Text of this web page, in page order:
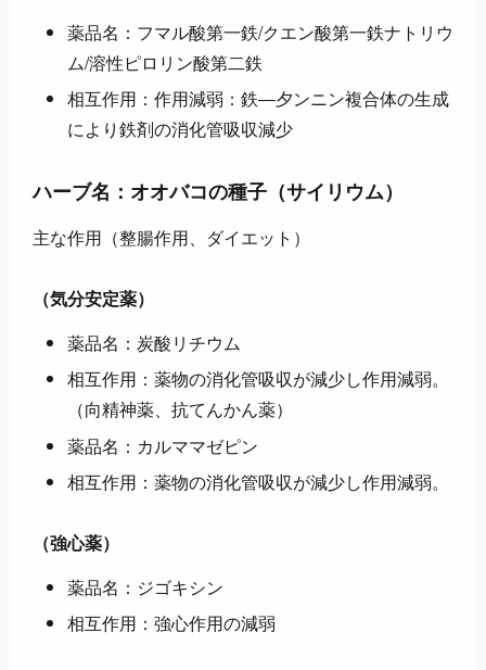
薬品名：フマル酸第一鉄/クエン酸第一鉄ナトリウ
ム/溶性ピロリン酸第二鉄
相互作用：作用減弱：鉄―夕ンニン複合体の生成
により鉄剤の消化管吸収減少
ハーブ名：オオバコの種子（サイリウム）
主な作用（整腸作用、ダイエット）
（気分安定薬）
薬品名：炭酸リチウム
相互作用：薬物の消化管吸収が減少し作用減弱。
（向精神薬、抗てんかん薬）
薬品名：カルママゼピン
相互作用：薬物の消化管吸収が減少し作用減弱。
（強心薬）
薬品名：ジゴキシン
相互作用：強心作用の減弱